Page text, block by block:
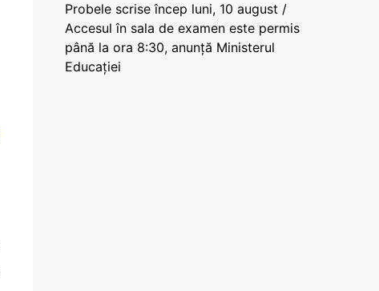
Probele scrise încep luni, 10 august /
Accesul în sala de examen este permis
până la ora 8:30, anunță Ministerul
Educației